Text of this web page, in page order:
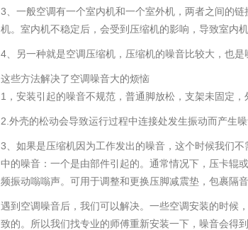
3、一般空调有一个室内机和一个室外机，两者之间的
机。室内机不稳定后，会受到压缩机的影响，导致室内机
4、另一种就是空调压缩机，压缩机的噪音比较大，也
这些方法解决了空调噪音大的烦恼
1，安装引起的噪音不规范，普通脚放松，支架未固定
2.外壳的松动会导致运行过程中连接处发生振动而产生
3、如果是压缩机因为工作发出的噪音，这个时候我们
中的噪音：一个是由部件引起的。通常情况下，压卡辊
频振动嗡嗡声。可用于调整和更换压脚减震垫，包裹隔
遇到空调噪音后，我们可以解决。一些空调安装的时候
致的。所以我们找专业的师傅重新安装一下，噪音会得